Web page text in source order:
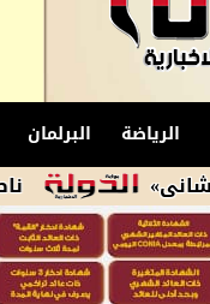
الرياضة البرلمان
ناصر ماهر